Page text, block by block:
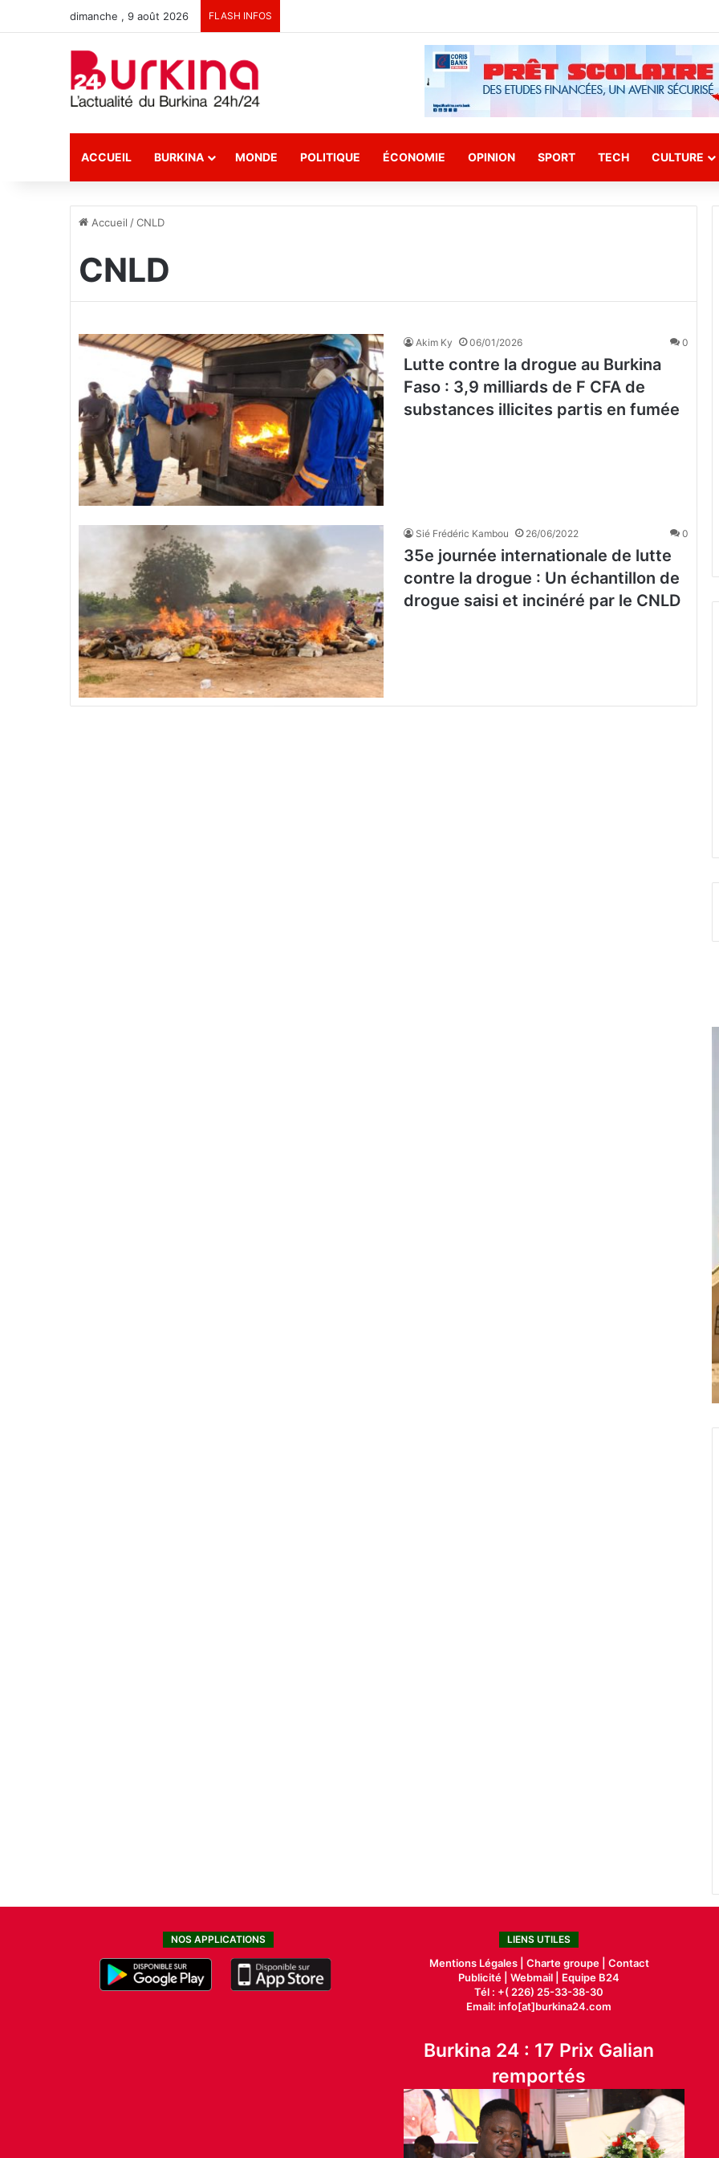
dimanche , 9 août 2026 FLASH INFOS
ACCUEIL BURKINA MONDE POLITIQUE ÉCONOMIE OPINION SPORT TECH CULTURE
Accueil /CNLD
CNLD
Akim Ky 06/01/2026 0
Lutte contre la drogue au Burkina
Faso : 3,9 milliards de F CFA de
substances illicites partis en fumée
Sié Frédéric Kambou 26/06/2022 0
35e journée internationale de lutte
contre la drogue : Un échantillon de
drogue saisi et incinéré par le CNLD
NOS APPLICATIONS LIENS UTILES
Mentions Légales | Charte groupe | Contact
Publicité |Webmail |
Equipe B24
Tél : +( 226) 25-33-38-30
Email: info[at]burkina24.com
Burkina 24 : 17 Prix Galian
remportés